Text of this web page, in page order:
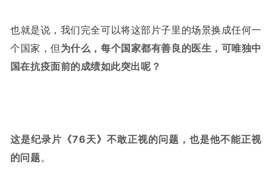
也就是说，我们完全可以将这部片子里的场景换成任何一
个国家，但 为什么，每个国家都有善良的医生，可唯独中
国在抗疫面前的成绩如此突出呢？
这是纪录片《76天》不敢正视的问题，也是他不能正视
的问题。